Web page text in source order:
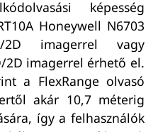
képesség
Honeywell N6703
2D imagerrel vagy
2D imagerrel érhető el.
a FlexRange olvasó
akár 10,7 méterig
így a felhasználók